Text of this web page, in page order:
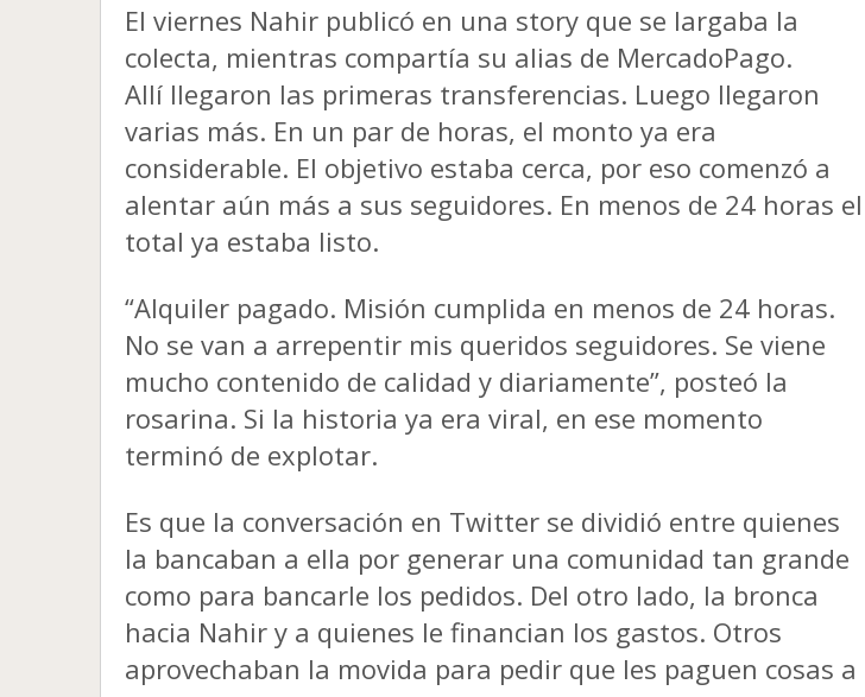
El viernes Nahir publicó en una story que se largaba la
colecta, mientras compartía su alias de MercadoPago.
Allí llegaron las primeras transferencias. Luego llegaron
varias más. En un par de horas, el monto ya era
considerable. El objetivo estaba cerca, por eso comenzó a
alentar aún más a sus seguidores. En menos de 24 horas el
total ya estaba listo.
“Alquiler pagado. Misión cumplida en menos de 24 horas.
No se van a arrepentir mis queridos seguidores. Se viene
mucho contenido de calidad y diariamente”, posteó la
rosarina. Si la historia ya era viral, en ese momento
terminó de explotar.
Es que la conversación en Twitter se dividió entre quienes
la bancaban a ella por generar una comunidad tan grande
como para bancarle los pedidos. Del otro lado, la bronca
hacia Nahir y a quienes le financian los gastos. Otros
aprovechaban la movida para pedir que les paguen cosas a